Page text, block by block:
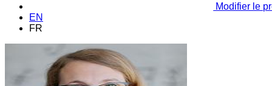
Modifier le
EN
FR